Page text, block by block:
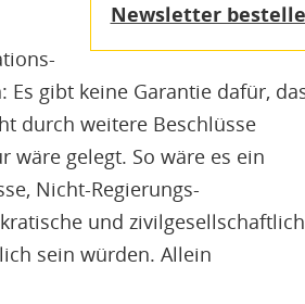
Newsletter
gibt keine Garantie dafür,
durch weitere Beschlüsse
gelegt. So wäre es ein
Nicht-Regierungs-
und
sein würden. Allein